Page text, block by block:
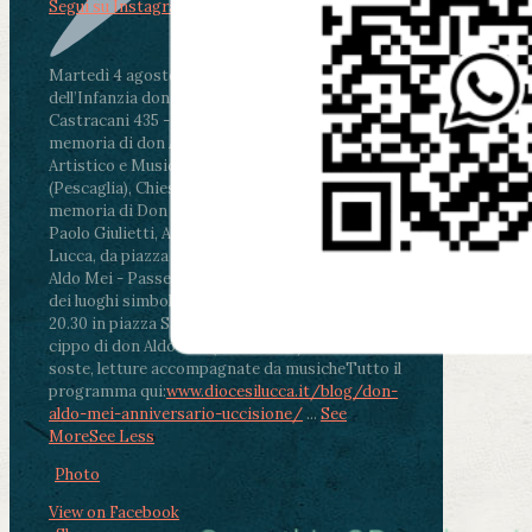
Martedì 4 agosto2026
ore 11:30 - Lucca, Scuola
dell’Infanzia don Aldo Mei - Viale Castruccio
Castracani 435 - Inaugurazione murales in
memoria di don Aldo Mei curato dal Liceo
Artistico e Musicale “Passaglia”
ore 18 - Fiano
(Pescaglia), Chiesa parrocchiale - Messa in
memoria di Don Aldo Mei celebrata da mons.
Paolo Giulietti, Arcivescovo di Lucca
ore 20.30 -
Lucca, da piazza San Michele al Cippo di don
Aldo Mei - Passeggiata della Memoria in alcuni
dei luoghi simbolo della città. Ritrovo alle ore
20.30 in piazza San Michele con conclusione al
cippo di don Aldo Mei (Porta Elisa). Durante le
soste, letture accompagnate da musicheTutto il
programma qui:www.diocesilucca.it/blog/don-
aldo-mei-anniversario-uccisione/ ... See
MoreSee Less
Photo
View on Facebook
Segui su Instagram